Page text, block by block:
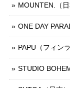
MOUNTEN.（日
ONE DAY
PAPU（フィン
STUDIO